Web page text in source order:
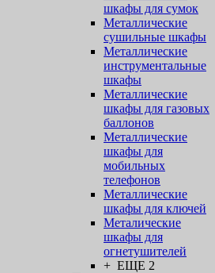
шкафы для сумок
Металлические
сушильные шкафы
Металлические
инструментальные
шкафы
Металлические
шкафы для газовых
баллонов
Металлические
шкафы для
мобильных
телефонов
Металлические
шкафы для ключей
Металические
шкафы для
огнетушителей
+ ЕЩЕ 2